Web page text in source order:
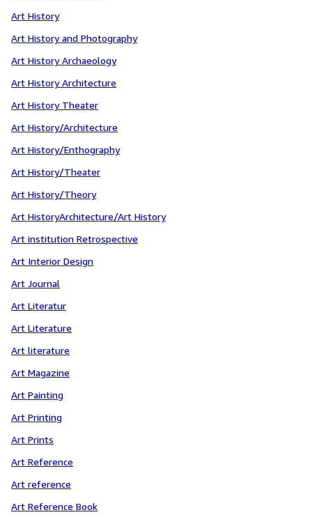
Art History
Art History and Photography
Art History Archaeology
Art History Architecture
Art History Theater
Art History/Architecture
Art History/Enthography
Art History/Theater
Art History/Theory
Art HistoryArchitecture/Art History
Art institution Retrospective
Art Interior Design
Art Journal
Art Literatur
Art Literature
Art literature
Art Magazine
Art Painting
Art Printing
Art Prints
Art Reference
Art reference
Art Reference Book